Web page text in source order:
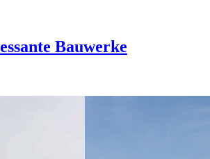
Bauwerke